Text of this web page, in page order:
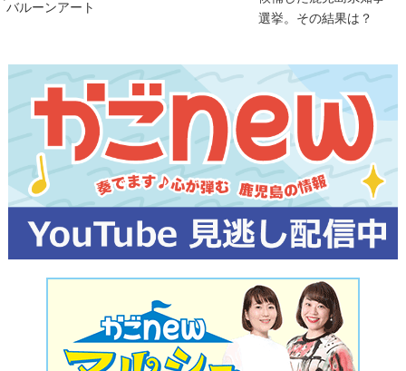
バルーンアート
選挙。その結果は？